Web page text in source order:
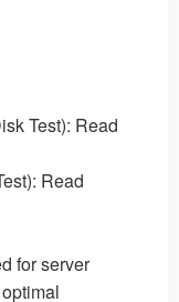
Test): Read
Read
for server